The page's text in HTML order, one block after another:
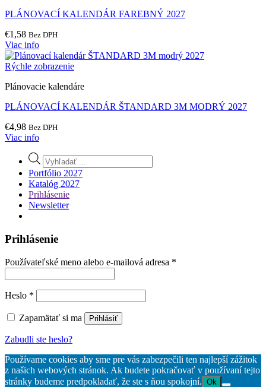
PLÁNOVACÍ KALENDÁR FAREBNÝ 2027
€1,58 Bez DPH
Viac info
Rýchle zobrazenie
Plánovacie kalendáre
PLÁNOVACÍ KALENDÁR ŠTANDARD 3M MODRÝ 2027
€4,98 Bez DPH
Viac info
Products
search
Portfólio 2027
Katalóg 2027
Prihlásenie
Newsletter
Prihlásenie
Používateľské meno alebo e-mailová adresa *
Heslo *
Zapamätať si ma Prihlásiť
Zabudli ste heslo?
Používame cookies aby sme pre vás zabezpečili ten najlepší zážitok
z našich webových stránok. Ak budete pokračovať v používaní tejto
stránky budeme predpokladať, že ste s ňou spokojní. Ok